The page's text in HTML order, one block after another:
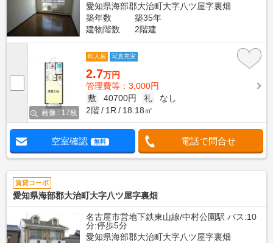
愛知県海部郡大治町大字八ツ屋字裏畑
築年数
築35年
建物階数
2階建
画像 : 17枚
即入居 写真充実
2.7万円
管理費等：3,000円
敷
40700円 礼
なし
2階
1R 18.18㎡
空室確認 無料 電話で問合せ
賃貸コーポ
愛知県海部郡大治町大字八ツ屋字裏畑
名古屋市営地下鉄東山線/中村公園駅 バス:10
分:停歩5分
愛知県海部郡大治町大字八ツ屋字裏畑